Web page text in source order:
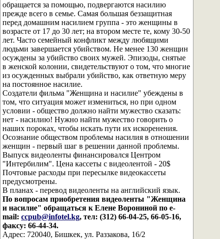
обращается за помощью, подвергаются насилию
прежде всего в семье. Самая большая беззащитная
перед домашним насилием группа - это женщины в
возрасте от 17 до 30 лет; на втором месте те, кому 30-50
лет. Часто семейный конфликт между любящими
людьми завершается убийством. Не менее 130 женщин
осуждены за убийство своих мужей. Эпизоды, снятые
в женской колонии, свидетельствуют о том, что многие
из осужденных выбрали убийство, как ответную меру
на постоянное насилие.
Создатели фильма "Женщина и насилие" убеждены в
том, что ситуация может измениться, но при одном
условии - общество должно найти мужество сказать:
нет - насилию! Нужно найти мужество говорить о
наших пороках, чтобы искать пути их искоренения.
Осознание обществом проблемы насилия в отношении
женщин - первый шаг в решении данной проблемы.
Выпуск видеоленты финансировался Центром
"Интербилим". Цена кассеты с видеолентой - 20$
Почтовые расходы при пересылке видеокассеты
предусмотрены.
В планах - перевод видеоленты на английский язык.
По вопросам приобретения видеоленты "Женщина
и насилие" обращаться к Елене Ворониной по e-
mail: ccpub@infotel.kg, тел: (312) 66-04-25, 66-05-16,
факсу: 66-44-34.
Адрес: 720040, Бишкек, ул. Раззакова, 16/2